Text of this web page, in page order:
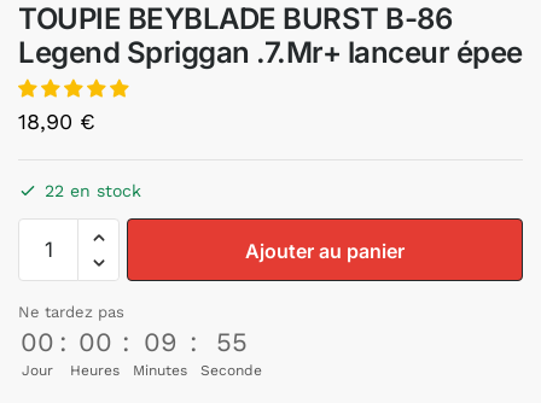
TOUPIE BEYBLADE BURST B-86
Legend Spriggan .7.Mr+ lanceur épee
18,90 €
22 en stock
Ajouter au panier
Ne tardez pas
00
Jour
: 00
Heures
: 09
Minutes
: 54
Seconde